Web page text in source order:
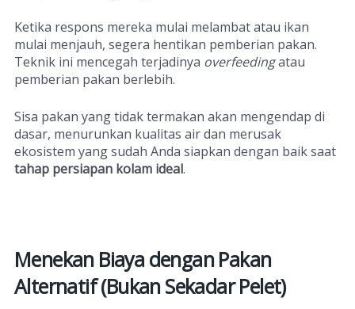
Ketika respons mereka mulai melambat atau ikan
mulai menjauh, segera hentikan pemberian pakan.
Teknik ini mencegah terjadinya overfeedingatau
pemberian pakan berlebih.
Sisa pakan yang tidak termakan akan mengendap di
dasar, menurunkan kualitas air dan merusak
ekosistem yang sudah Anda siapkan dengan baik saat
tahap persiapan kolam ideal.
Menekan Biaya dengan Pakan
Alternatif (Bukan Sekadar Pelet)